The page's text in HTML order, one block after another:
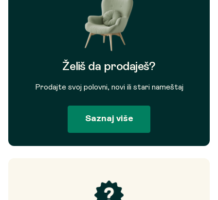
Želiš da prodaješ?
Prodajte svoj polovni, novi ili stari nameštaj
Saznaj više